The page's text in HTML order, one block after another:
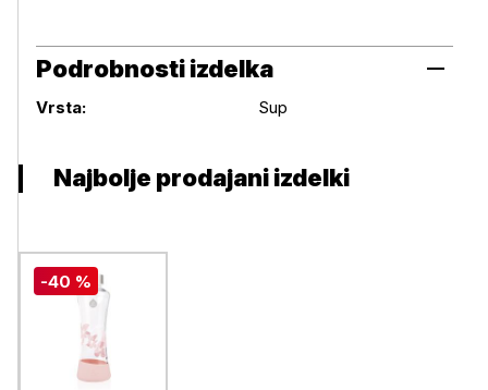
Podrobnosti izdelka
Podrobnosti izdelka
Vrsta: Sup
Najbolje prodajani izdelki
-40 %